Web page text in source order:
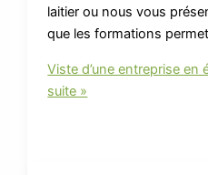
laitier ou nous vous
que les formations
Viste d’une entreprise en
suite »